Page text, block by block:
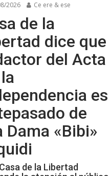
2026 Ce ere & ese
de la
dice que
del Acta
es
de
Dama «Bibi»
de la Libertad